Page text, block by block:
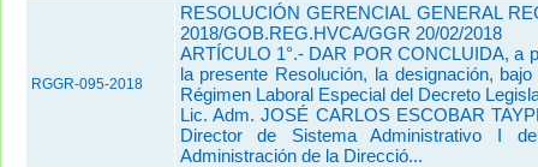
RGGR-095-2018
RESOLUCIÓN GERENCIAL GENERAL
2018/GOB.REG.HVCA/GGR 20/02/2018
ARTÍCULO 1°.- DAR POR CONCLUIDA, a
la presente Resolución, la designación,
Régimen Laboral Especial del Decreto
Lic. Adm. JOSÉ CARLOS ESCOBAR
Director de Sistema Administrativo I
Administración de la Direcció...